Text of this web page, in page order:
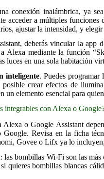
conexión inalámbrica, ya
a múltiples funciones
ajustar la intensidad, y
deberás vincular la
Alexa mediante la función
luces en una sola habitación
inteligente. Puedes programar
crear efectos de
un elemento esencial para
integrables con Alexa o
o Google Assistant
Google. Revisa en la ficha
Govee o Lifx ya lo
bombillas Wi-Fi son las
quieres bombillas blancas